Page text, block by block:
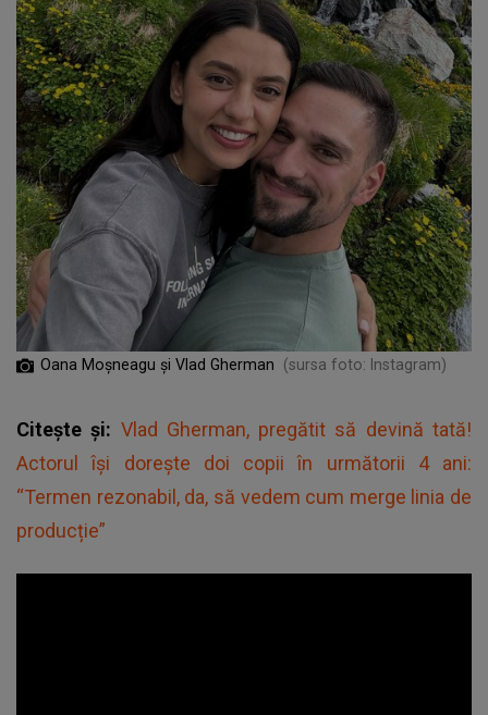
Oana Moșneagu și Vlad Gherman (sursa foto: Instagram)
Citește și: Vlad Gherman, pregătit să devină tată!
Actorul își dorește doi copii în următorii 4 ani:
“Termen rezonabil, da, să vedem cum merge linia de
producție”